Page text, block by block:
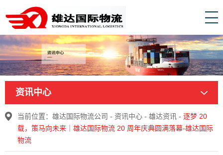
资讯中心
当前位置： 雄达国际物流公司 - 资讯中心 - 雄达资讯 - 逐梦 20
载，策马向未来｜雄达国际物流 20 周年庆典圆满落幕-雄达国际
物流